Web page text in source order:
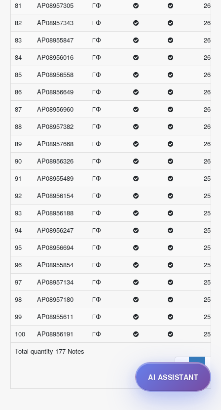
81
AP08957305 ГФ
26.66
82
AP08957343 ГФ
26.66
83
AP08955847 ГФ
26.33
84
AP08956016 ГФ
26.33
85
AP08956558 ГФ
26.33
86
AP08956649 ГФ
26.33
87
AP08956960 ГФ
26.33
88
AP08957382 ГФ
26.33
89
AP08957668 ГФ
26.33
90
AP08956326 ГФ
26
91
AP08955489 ГФ
25.66
92
AP08956154 ГФ
25.66
93
AP08956188 ГФ
25.66
94
AP08956247 ГФ
25.66
95
AP08956694 ГФ
25.66
96
AP08955854 ГФ
25.33
97
AP08957134 ГФ
25.33
98
AP08957180 ГФ
25.33
99
AP08955611 ГФ
25
100
AP08956191 ГФ
25
Total quantity 177 Notes
‹
1
AI ASSISTANT